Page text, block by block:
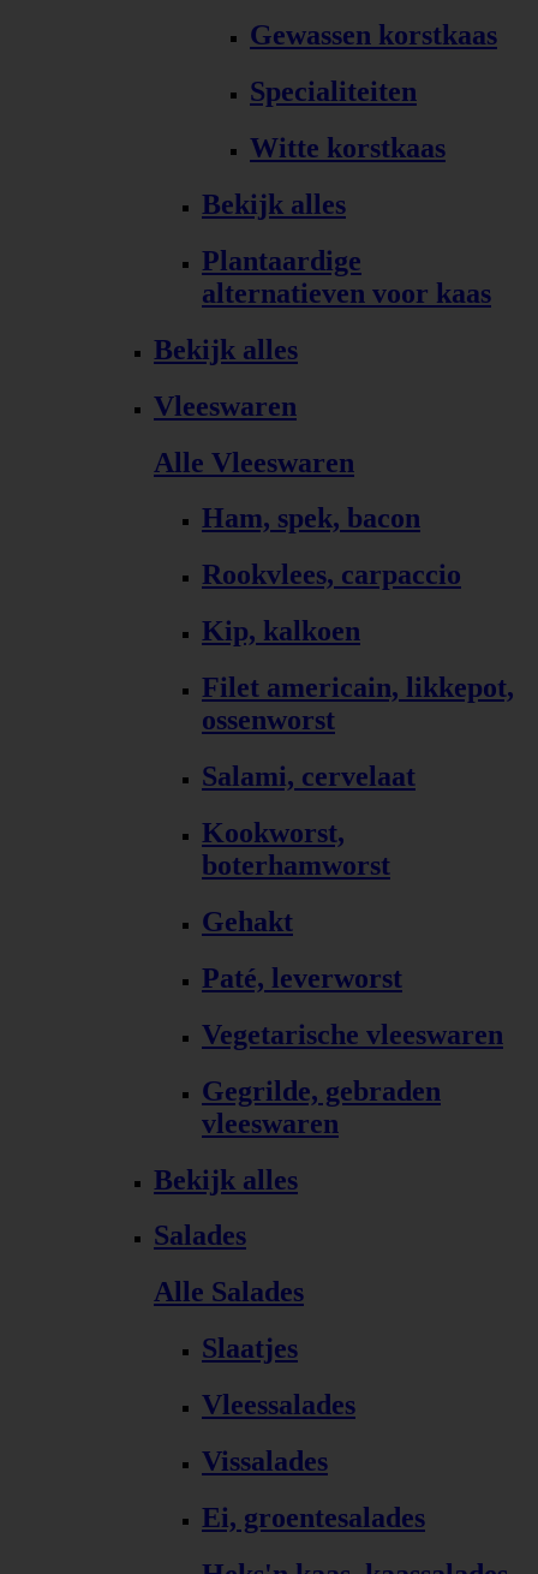
Gewassen korstkaas
Specialiteiten
Witte korstkaas
Bekijk alles
Plantaardige
alternatieven voor kaas
Bekijk alles
Vleeswaren
Alle Vleeswaren
Ham, spek, bacon
Rookvlees, carpaccio
Kip, kalkoen
Filet americain, likkepot,
ossenworst
Salami, cervelaat
Kookworst,
boterhamworst
Gehakt
Paté, leverworst
Vegetarische vleeswaren
Gegrilde, gebraden
vleeswaren
Bekijk alles
Salades
Alle Salades
Slaatjes
Vleessalades
Vissalades
Ei, groentesalades